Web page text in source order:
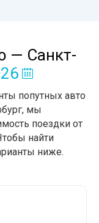
— Санкт-
попутных авто
мы
поездки от
найти
ниже.